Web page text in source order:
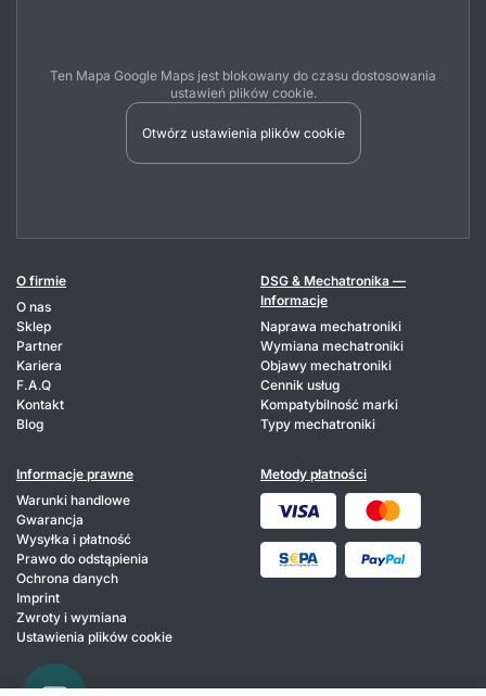
Ten Mapa Google Maps jest blokowany do czasu dostosowania
ustawień plików cookie.
Otwórz ustawienia plików cookie
O firmie
O nas
Sklep
Partner
Kariera
F.A.Q
Kontakt
Blog
DSG & Mechatronika —
Informacje
Naprawa mechatroniki
Wymiana mechatroniki
Objawy mechatroniki
Cennik usług
Kompatybilność marki
Typy mechatroniki
Informacje prawne
Warunki handlowe
Gwarancja
Wysyłka i płatność
Prawo do odstąpienia
Ochrona danych
Imprint
Zwroty i wymiana
Ustawienia plików cookie
Metody płatności